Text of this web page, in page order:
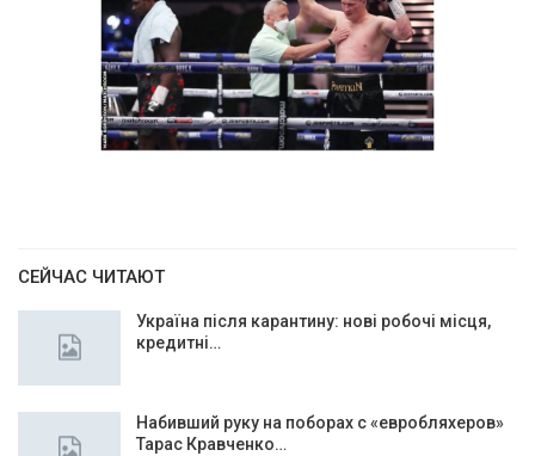
СЕЙЧАС ЧИТАЮТ
Україна після карантину: нові робочі місця,
кредитні…
Набивший руку на поборах с «евробляхеров»
Тарас Кравченко…